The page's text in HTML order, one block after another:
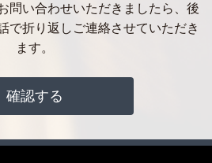
問い合わせいただきましたら、後
で折り返しご連絡させていただき
ます。